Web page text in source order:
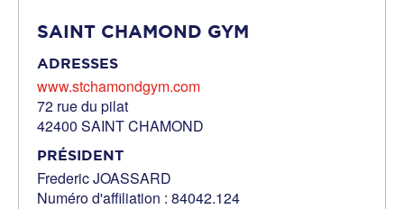
SAINT CHAMOND GYM
ADRESSES
www.stchamondgym.com
72 rue du pilat
42400 SAINT CHAMOND
PRÉSIDENT
Frederic JOASSARD
Numéro d'affiliation : 84042.124